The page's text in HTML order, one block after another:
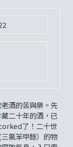
酒的苦與樂。先
二十年的酒，已
了！二十世
氯苯甲醚）的物